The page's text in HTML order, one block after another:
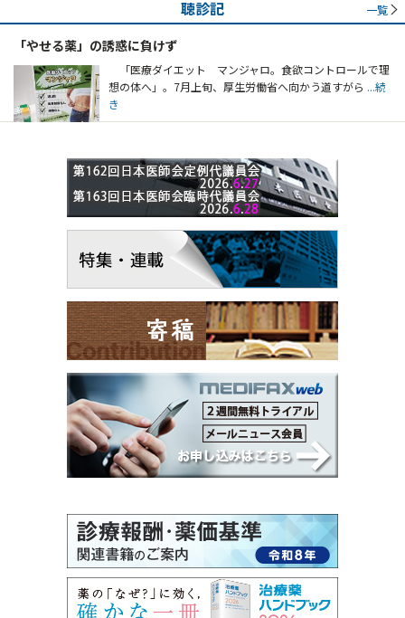
聴診記 一覧
「やせる薬」の誘惑に負けず
「医療ダイエット マンジャロ。食欲コントロールで理
想の体へ」。7月上旬、厚生労働省へ向かう道すがら ...続
き